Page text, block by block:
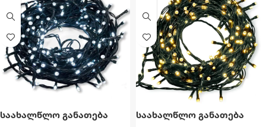
საახალწლო განათება
საახალწლო განათება